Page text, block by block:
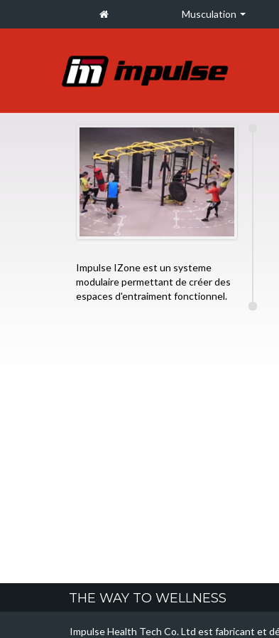
Musculation
Impulse IZone est un systeme
modulaire permettant de créer des
espaces d'entraiment fonctionnel.
THE WAY TO WELLNESS
Impulse Health Tech Co. Ltd est fabricant et